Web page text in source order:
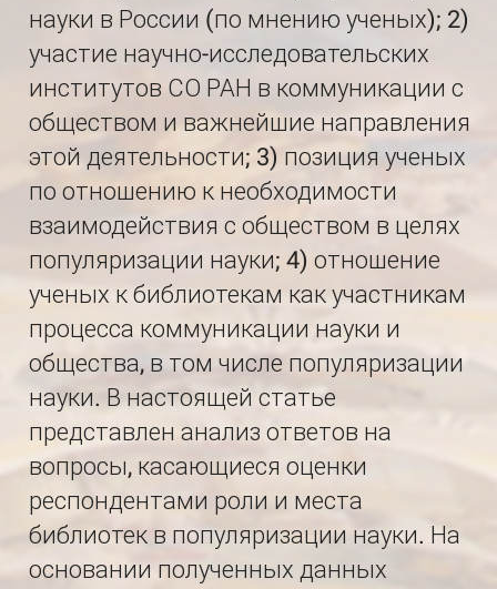
науки в России (по мнению ученых); 2)
участие научно-исследовательских
институтов СО РАН в коммуникации с
обществом и важнейшие направления
этой деятельности; 3) позиция ученых
по отношению к необходимости
взаимодействия с обществом в целях
популяризации науки; 4) отношение
ученых к библиотекам как участникам
процесса коммуникации науки и
общества, в том числе популяризации
науки. В настоящей статье
представлен анализ ответов на
вопросы, касающиеся оценки
респондентами роли и места
библиотек в популяризации науки. На
основании полученных данных